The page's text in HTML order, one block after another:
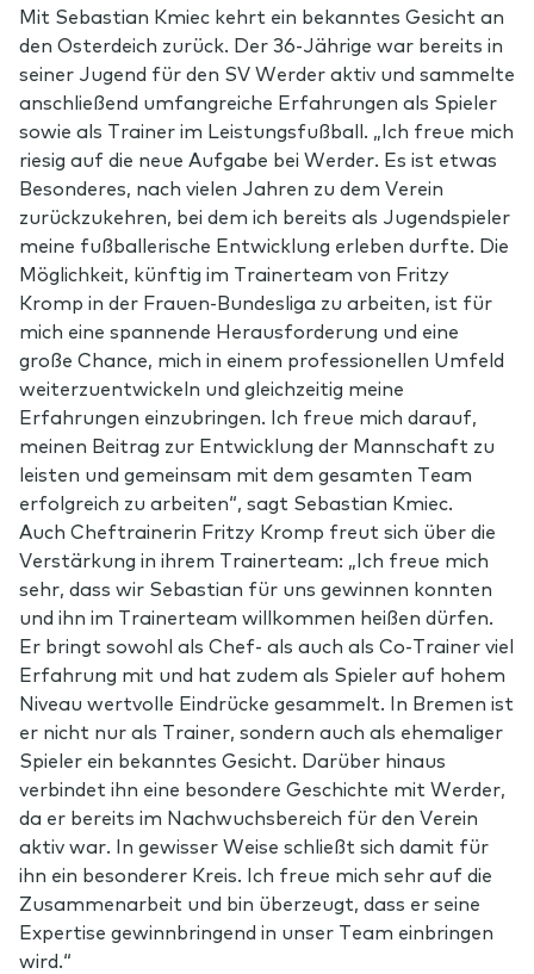
Mit Sebastian Kmiec kehrt ein bekanntes Gesicht an
den Osterdeich zurück. Der 36-Jährige war bereits in
seiner Jugend für den SV Werder aktiv und sammelte
anschließend umfangreiche Erfahrungen als Spieler
sowie als Trainer im Leistungsfußball. „Ich freue mich
riesig auf die neue Aufgabe bei Werder. Es ist etwas
Besonderes, nach vielen Jahren zu dem Verein
zurückzukehren, bei dem ich bereits als Jugendspieler
meine fußballerische Entwicklung erleben durfte. Die
Möglichkeit, künftig im Trainerteam von Fritzy
Kromp in der Frauen-Bundesliga zu arbeiten, ist für
mich eine spannende Herausforderung und eine
große Chance, mich in einem professionellen Umfeld
weiterzuentwickeln und gleichzeitig meine
Erfahrungen einzubringen. Ich freue mich darauf,
meinen Beitrag zur Entwicklung der Mannschaft zu
leisten und gemeinsam mit dem gesamten Team
erfolgreich zu arbeiten“, sagt Sebastian Kmiec.
Auch Cheftrainerin Fritzy Kromp freut sich über die
Verstärkung in ihrem Trainerteam: „Ich freue mich
sehr, dass wir Sebastian für uns gewinnen konnten
und ihn im Trainerteam willkommen heißen dürfen.
Er bringt sowohl als Chef- als auch als Co-Trainer viel
Erfahrung mit und hat zudem als Spieler auf hohem
Niveau wertvolle Eindrücke gesammelt. In Bremen ist
er nicht nur als Trainer, sondern auch als ehemaliger
Spieler ein bekanntes Gesicht. Darüber hinaus
verbindet ihn eine besondere Geschichte mit Werder,
da er bereits im Nachwuchsbereich für den Verein
aktiv war. In gewisser Weise schließt sich damit für
ihn ein besonderer Kreis. Ich freue mich sehr auf die
Zusammenarbeit und bin überzeugt, dass er seine
Expertise gewinnbringend in unser Team einbringen
wird.“